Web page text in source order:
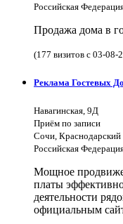
Российская
Продажа дома в
(177 визитов с 03-08-
Реклама Гостевых
Навагинская, 9Д
Приём по записи
Сочи, Краснодарский
Российская
Мощное
платы
деятельности
официальным